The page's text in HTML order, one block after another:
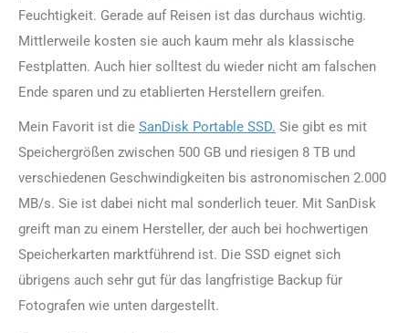
Feuchtigkeit. Gerade auf Reisen ist das durchaus wichtig.
Mittlerweile kosten sie auch kaum mehr als klassische
Festplatten. Auch hier solltest du wieder nicht am falschen
Ende sparen und zu etablierten Herstellern greifen.
Mein Favorit ist die SanDisk Portable SSD. Sie gibt es mit
Speichergrößen zwischen 500 GB und riesigen 8 TB und
verschiedenen Geschwindigkeiten bis astronomischen 2.000
MB/s. Sie ist dabei nicht mal sonderlich teuer. Mit SanDisk
greift man zu einem Hersteller, der auch bei hochwertigen
Speicherkarten marktführend ist. Die SSD eignet sich
übrigens auch sehr gut für das langfristige Backup für
Fotografen wie unten dargestellt.